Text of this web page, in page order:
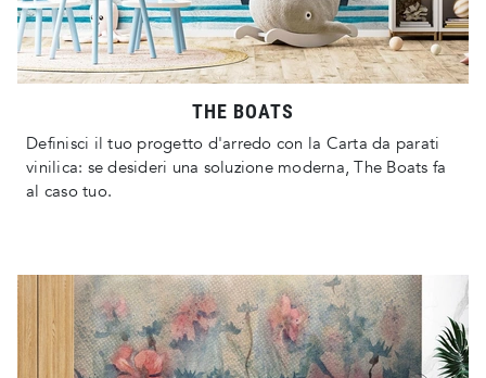
THE BOATS
Definisci il tuo progetto d'arredo con la Carta da parati
vinilica: se desideri una soluzione moderna, The Boats fa
al caso tuo.